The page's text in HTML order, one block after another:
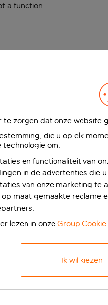
a function.
te zorgen dat onze website
die u op elk
technologie om:
en functionaliteit van
in de advertenties die
van onze marketing te
op maat gemaakte reclame
lezen in onze Group
Ik wil kiezen